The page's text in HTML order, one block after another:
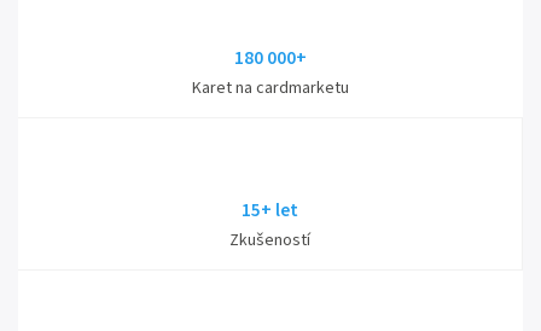
180 000+
Karet na cardmarketu
15+ let
Zkušeností